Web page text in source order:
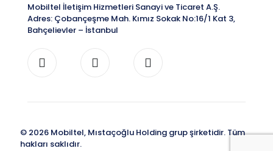
Mobiltel İletişim Hizmetleri Sanayi ve Ticaret A.Ş.
Adres: Çobançeşme Mah. Kımız Sokak No:16/1 Kat 3,
Bahçelievler – İstanbul
© 2026 Mobiltel, Mıstaçoğlu Holding grup şirketidir. Tüm
hakları saklıdır.